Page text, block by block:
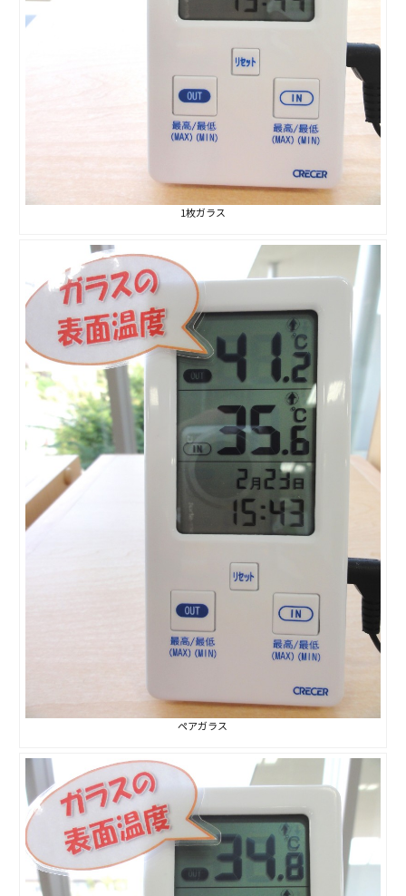
モデルハウス紹介
スタッフ紹介
採用情報
家づくりサポート
土地の上手な探し方
家づくりの資金計画
設計・施工品質管理
検査・アフターメンテナンス
店舗紹介
スタッフブログ ZEH普及目標
ポリシー
サイトマップ
MENU
1枚ガラス
ペアガラス